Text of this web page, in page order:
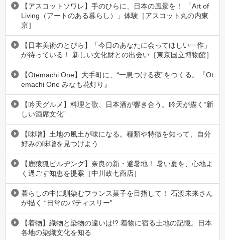
【アスコットソワレ】手のひらに、日本の風景を！ 「Art of
Living（アートのある暮らし）」体験［アスコット丸の内東
京］
【日本美術のとびら】「今日のあなたに会ってほしい一作」
が待っている！ 新しい文化財との出会い［東京国立博物館］
【Otemachi One】大手町に、“一息つける夜”をつくる。『Ot
emachi One みなも花灯り』
【吟天グルメ】料理と歌、日本酒が響き合う。吟天が描く“新
しい酒席文化”
【味噌】土地の風土が味になる。種類や特徴を知って、自分
好みの味噌を見つけよう
【鹿猿狐ビルヂング】奈良の新・避暑地！ 暑い夏を、心地よ
く過ごす知恵を提案［中川政七商店］
暮らしの中に馴染むフランス菓子を目指して！ 石渡未来さん
が描く “日常のパティスリー”
【着物】織物と染物の違いは!? 着物に宿る土地の記憶。日本
各地の染織文化を知る